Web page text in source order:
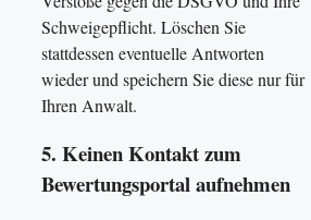
Schweigepflicht. Löschen Sie
stattdessen eventuelle Antworten
wieder und speichern Sie diese nur für
Ihren Anwalt.
5. Keinen Kontakt zum
Bewertungsportal aufnehmen